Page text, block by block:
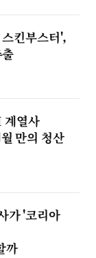
킨부스터',
계열사
만의 청산
가 '코리아
까